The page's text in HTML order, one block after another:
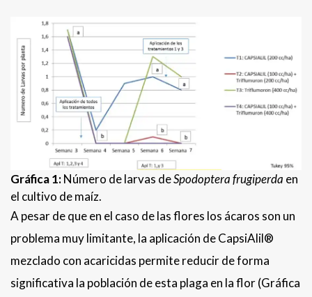
Gráfica 1:Número de larvas deSpodoptera frugiperda en
el cultivo de maíz.
A pesar de que en el caso de las flores los ácaros son un
problema muy limitante, la aplicación de CapsiAlil®
mezclado con acaricidas permite reducir de forma
significativa la población de esta plaga en la flor (Gráfica